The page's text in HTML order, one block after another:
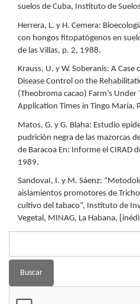
suelos de Cuba, Instituto de
Herrera, L. y H. Cemera:
con hongos fitopatógenos en
de las Villas, p. 2, 1988.
Krauss, U. y W. Soberanis: A
Disease Control on the
(Theobroma cacao) Farm’s
Application Times in Tingo María,
Matos, G. y G. Blaha: Estudio
pudrición negra de las mazorcas
de Baracoa En: Informe el CIRAD
1989.
SandovaI, I. y M. Sáenz:
aislamientos promotores de
cultivo del tabaco”, Instituto de
Vegetal, MINAG, La Habana,
Buscar